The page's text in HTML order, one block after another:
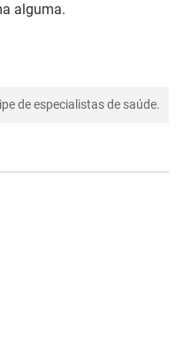
alguma.
de especialistas de saúde.